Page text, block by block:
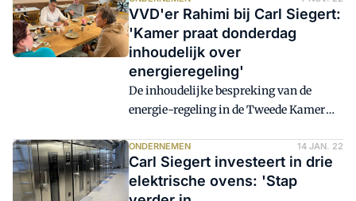
heeft gewonnen. Hij werd op de hielen
gezeten door zijn dochter.
VVD'er Rahimi bij Carl Siegert:
'Kamer praat donderdag
inhoudelijk over
energieregeling'
De inhoudelijke bespreking van de
energie-regeling in de Tweede Kamer
liet VVD-Kamerlid Hawre Rahimi
afgelopen vrijdag weten tijdens een
bijeenkomst van ondernemers bij
ONDERNEMEN 14 JAN. 22
Carl Siegert investeert in drie
elektrische ovens: 'Stap